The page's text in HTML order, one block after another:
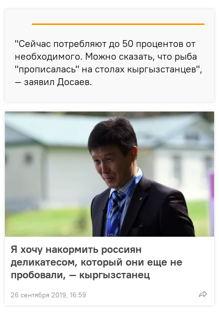
"Сейчас потребляют до 50 процентов от
необходимого. Можно сказать, что рыба
"прописалась" на столах кыргызстанцев",
— заявил Досаев.
Я хочу накормить россиян
деликатесом, который они еще не
пробовали, — кыргызстанец
26 сентября 2019, 16:59